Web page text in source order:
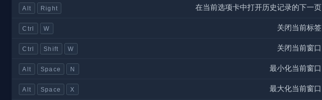
Alt Right 在当前选项卡中打开历史记录的下一页
Ctrl W 关闭当前标签
Ctrl Shift W 关闭当前窗口
Alt Space N 最小化当前窗口
Alt Space X 最大化当前窗口